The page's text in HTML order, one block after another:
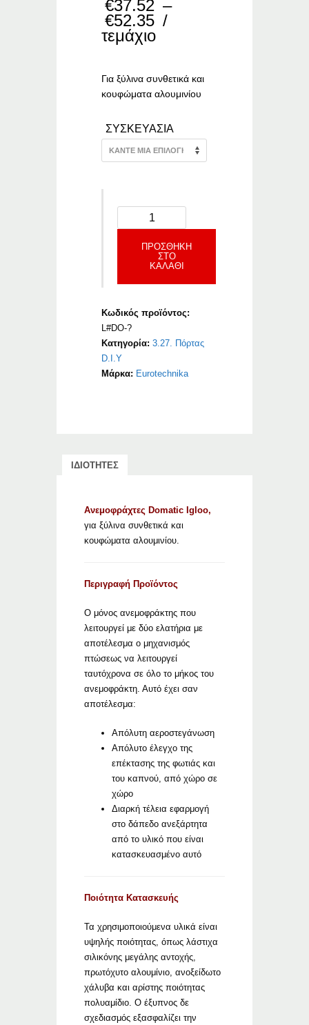
€37.52 –
€52.35 Price
€52.35
/
τεμάχιο
Για ξύλινα συνθετικά και
κουφώματα αλουμινίου
ΣΥΣΚΕΥΑΣΙΑ
ΠΡΟΣΘΉΚΗ
ΣΤΟ
ΚΑΛΆΘΙ
Κωδικός προϊόντος:
L#DO-?
Κατηγορία:3.27. Πόρτας
D.I.Y
Μάρκα: Eurotechnika
ΙΔΙΟΤΗΤΕΣ
Ανεμοφράχτες Domatic Igloo,
για ξύλινα συνθετικά και
κουφώματα αλουμινίου.
Περιγραφή Προϊόντος
Ο μόνος ανεμοφράκτης που
λειτουργεί με δύο ελατήρια με
αποτέλεσμα ο μηχανισμός
πτώσεως να λειτουργεί
ταυτόχρονα σε όλο το μήκος του
ανεμοφράκτη. Αυτό έχει σαν
αποτέλεσμα:
Απόλυτη αεροστεγάνωση
Απόλυτο έλεγχο της
επέκτασης της φωτιάς και
του καπνού, από χώρο σε
χώρο
Διαρκή τέλεια εφαρμογή
στο δάπεδο ανεξάρτητα
από το υλικό που είναι
κατασκευασμένο αυτό
Ποιότητα Κατασκευής
Τα χρησιμοποιούμενα υλικά είναι
υψηλής ποιότητας, όπως λάστιχα
σιλικόνης μεγάλης αντοχής,
πρωτόχυτο αλουμίνιο, ανοξείδωτο
χάλυβα και αρίστης ποιότητας
πολυαμίδιο. Ο έξυπνος δε
σχεδιασμός εξασφαλίζει την